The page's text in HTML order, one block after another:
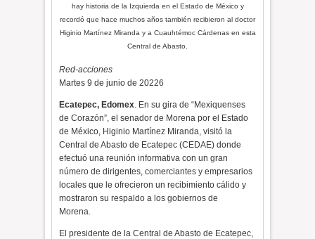
hay historia de la Izquierda en el Estado de México y
recordó que hace muchos años también recibieron al doctor
Higinio Martínez Miranda y a Cuauhtémoc Cárdenas en esta
Central de Abasto.
Red-acciones
Martes 9 de junio de 20226
Ecatepec, Edomex. En su gira de “Mexiquenses
de Corazón”, el senador de Morena por el Estado
de México, Higinio Martínez Miranda, visitó la
Central de Abasto de Ecatepec (CEDAE) donde
efectuó una reunión informativa con un gran
número de dirigentes, comerciantes y empresarios
locales que le ofrecieron un recibimiento cálido y
mostraron su respaldo a los gobiernos de
Morena.
El presidente de la Central de Abasto de Ecatepec,